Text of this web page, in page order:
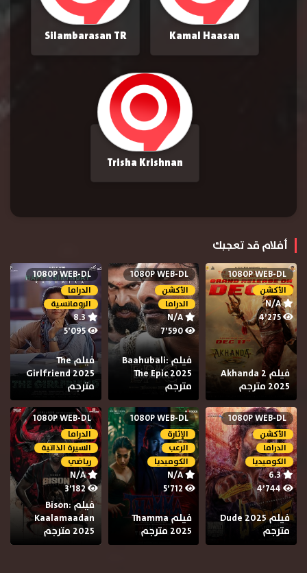
Kamal Haasan
Silambarasan TR
Trisha Krishnan
أفلام قد تعجبك
1080P WEB-DL
الأكشن
N/A
4٬275
فيلم Akhanda 2
2025 مترجم
1080P WEB-DL
الأكشن
الدراما
N/A
7٬590
فيلم Baahubali:
The Epic 2025
مترجم
1080P WEB-DL
الدراما
الرومانسية
8.3
5٬095
فيلم The
Girlfriend 2025
مترجم
1080P WEB-DL
الأكشن
الدراما
الكوميديا
6.3
4٬744
فيلم Dude 2025
مترجم
1080P WEB-DL
الإثارة
الرعب
الكوميديا
N/A
5٬712
فيلم Thamma
2025 مترجم
1080P WEB-DL
الدراما
السيرة الذاتية
رياضي
N/A
3٬182
فيلم Bison:
Kaalamaadan
2025 مترجم